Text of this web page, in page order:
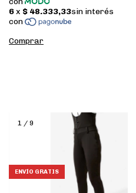
Comprar
1 / 9
ENVÍO GRATIS